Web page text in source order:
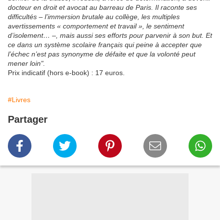
docteur en droit et avocat au barreau de Paris. Il raconte ses
difficultés – l’immersion brutale au collège, les multiples
avertissements « comportement et travail », le sentiment
d’isolement… –, mais aussi ses efforts pour parvenir à son but. Et
ce dans un système scolaire français qui peine à accepter que
l’échec n’est pas synonyme de défaite et que la volonté peut
mener loin".
Prix indicatif (hors e-book) : 17 euros.
#Livres
Partager